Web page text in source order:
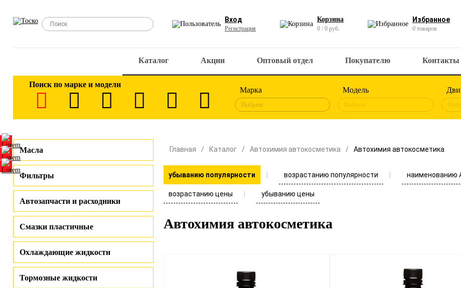
Вход
Регистрация
Корзина
0 / 0 руб.
Избранное
0 товаров
Каталог Акции Оптовый отдел Покупателю Контакты
Поиск по марке и модели
Марка
Выбрать
Модель
Выбрать
Масла
Фильтры
Автозапчасти и расходники
Смазки пластичные
Охлаждающие жидкости
Тормозные жидкости
Главная Каталог Автохимия автокосметика Автохимия автокосметика
убыванию популярности возрастанию популярности наименованию
возрастанию цены убыванию цены
Автохимия автокосметика